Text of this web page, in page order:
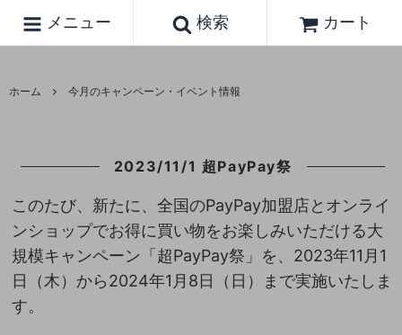
メニュー 検索 カート
ホーム 今月のキャンペーン・イベント情報
2023/11/1 超PayPay祭
このたび、新たに、全国のPayPay加盟店とオンライ
ンショップでお得に買い物をお楽しみいただける大
規模キャンペーン「超PayPay祭」を、2023年11月1
日（木）から2024年1月8日（日）まで実施いたしま
す。